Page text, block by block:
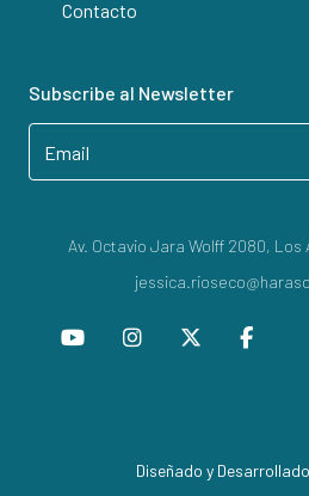
Contacto
Subscribe al Newsletter
Av. Octavio Jara Wolff 2080, Los
Diseñado y